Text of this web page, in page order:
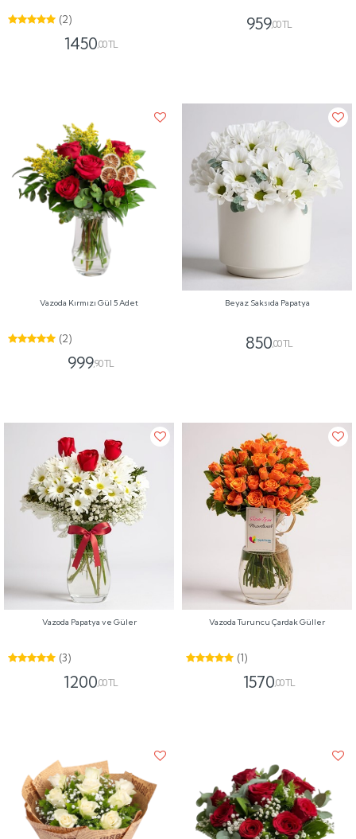
(2)
1450,00 TL
959,00 TL
Vazoda Kırmızı Gül 5 Adet
(2)
999,90 TL
Beyaz Saksıda Papatya
850,00 TL
Vazoda Papatya ve Güler
(3)
1200,00 TL
Vazoda Turuncu Çardak Güller
(1)
1570,00 TL